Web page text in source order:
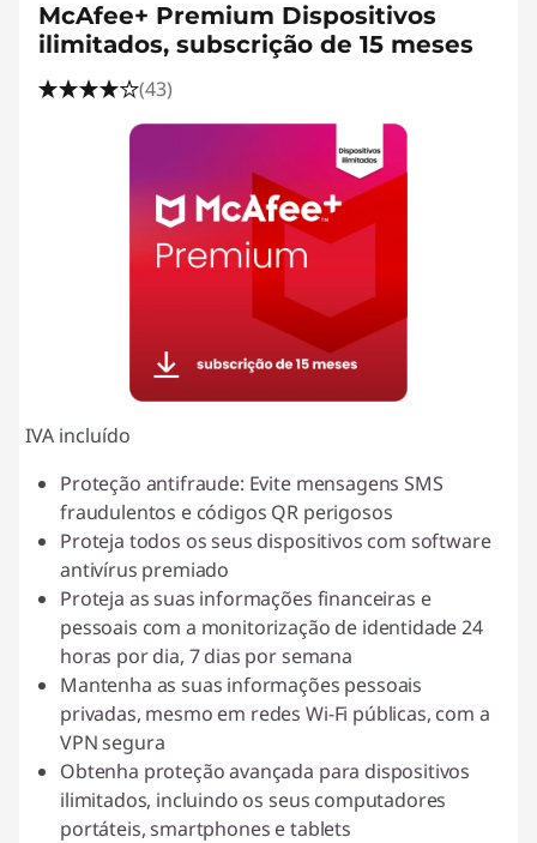
McAfee+ Premium Dispositivos
ilimitados, subscrição de 15 meses
(43)
IVA incluído
Proteção antifraude: Evite mensagens SMS
fraudulentos e códigos QR perigosos
Proteja todos os seus dispositivos com software
antivírus premiado
Proteja as suas informações financeiras e
pessoais com a monitorização de identidade 24
horas por dia, 7 dias por semana
Mantenha as suas informações pessoais
privadas, mesmo em redes Wi-Fi públicas, com a
VPN segura
Obtenha proteção avançada para dispositivos
ilimitados, incluindo os seus computadores
portáteis, smartphones e tablets